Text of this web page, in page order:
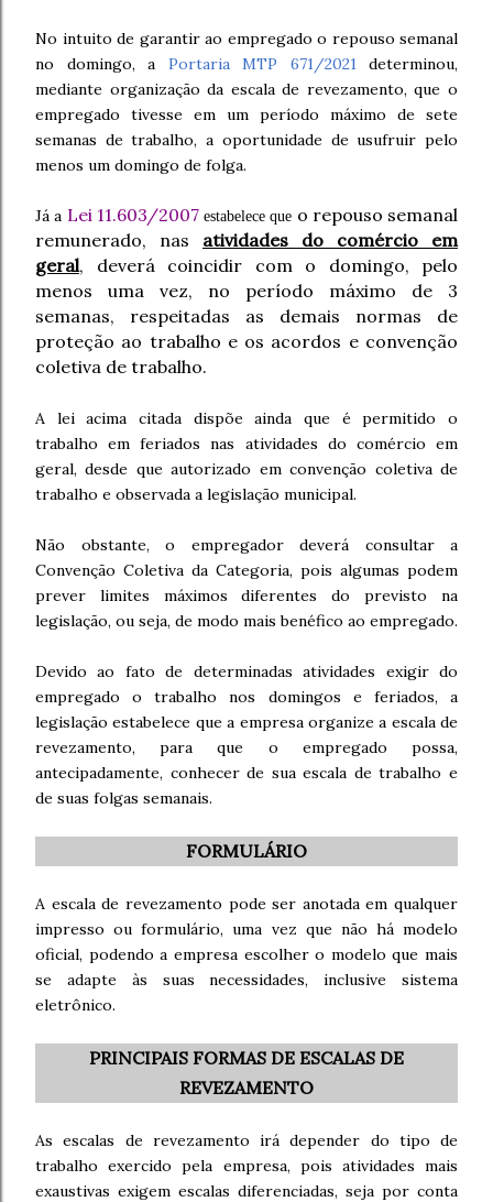
No intuito de garantir ao empregado o repouso semanal
no domingo, a Portaria MTP 671/2021determinou,
mediante organização da escala de revezamento, que o
empregado tivesse em um período máximo de sete
semanas de trabalho, a oportunidade de usufruir pelo
menos um domingo de folga.
Já a Lei 11.603/2007 estabelece que o repouso semanal
remunerado, nas atividades do comércio em
geral, deverá coincidir com o domingo, pelo
menos uma vez, no período máximo de 3
semanas, respeitadas as demais normas de
proteção ao trabalho e os acordos e convenção
coletiva de trabalho.
A lei acima citada dispõe ainda que é permitido o
trabalho em feriados nas atividades do comércio em
geral, desde que autorizado em convenção coletiva de
trabalho e observada a legislação municipal.
Não obstante, o empregador deverá consultar a
Convenção Coletiva da Categoria, pois algumas podem
prever limites máximos diferentes do previsto na
legislação, ou seja, de modo mais benéfico ao empregado.
Devido ao fato de determinadas atividades exigir do
empregado o trabalho nos domingos e feriados, a
legislação estabelece que a empresa organize a escala de
revezamento, para que o empregado possa,
antecipadamente, conhecer de sua escala de trabalho e
de suas folgas semanais.
FORMULÁRIO
A escala de revezamento pode ser anotada em qualquer
impresso ou formulário, uma vez que não há modelo
oficial, podendo a empresa escolher o modelo que mais
se adapte às suas necessidades, inclusive sistema
eletrônico.
PRINCIPAIS FORMAS DE ESCALAS DE
REVEZAMENTO
As escalas de revezamento irá depender do tipo de
trabalho exercido pela empresa, pois atividades mais
exaustivas exigem escalas diferenciadas, seja por conta